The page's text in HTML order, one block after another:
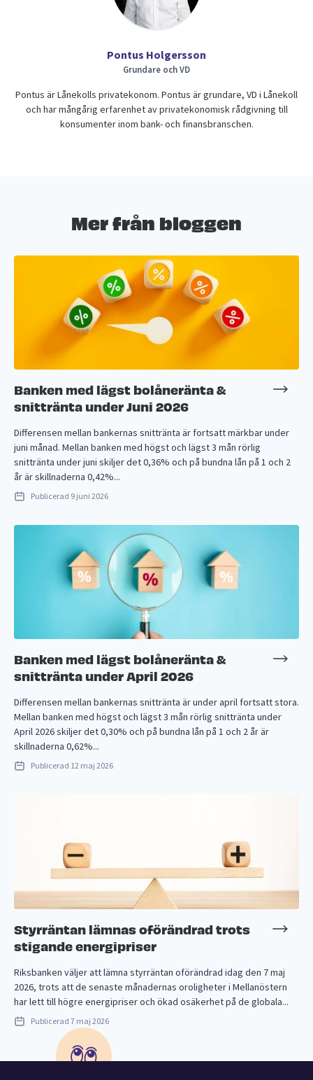
Pontus Holgersson
Grundare och VD
Pontus är Lånekolls privatekonom. Pontus är grundare, VD i Lånekoll
och har mångårig erfarenhet av privatekonomisk rådgivning till
konsumenter inom bank- och finansbranschen.
Mer från bloggen
Banken med lägst bolåneränta &
snittränta under Juni 2026
Differensen mellan bankernas snittränta är fortsatt märkbar under
juni månad. Mellan banken med högst och lägst 3 mån rörlig
snittränta under juni skiljer det 0,36% och på bundna lån på 1 och 2
år är skillnaderna 0,42%...
Publicerad 9 juni 2026
Banken med lägst bolåneränta &
snittränta under April 2026
Differensen mellan bankernas snittränta är under april fortsatt stora.
Mellan banken med högst och lägst 3 mån rörlig snittränta under
April 2026 skiljer det 0,30% och på bundna lån på 1 och 2 år är
skillnaderna 0,62%...
Publicerad 12 maj 2026
Styrräntan lämnas oförändrad trots
stigande energipriser
Riksbanken väljer att lämna styrräntan oförändrad idag den 7 maj
2026, trots att de senaste månadernas oroligheter i Mellanöstern
har lett till högre energipriser och ökad osäkerhet på de globala...
Publicerad 7 maj 2026